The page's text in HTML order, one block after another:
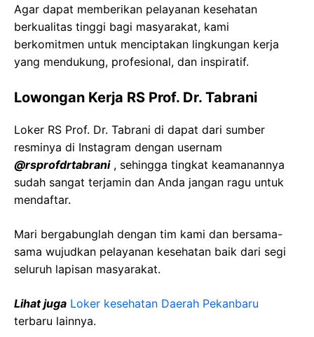
Agar dapat memberikan pelayanan kesehatan
berkualitas tinggi bagi masyarakat, kami
berkomitmen untuk menciptakan lingkungan kerja
yang mendukung, profesional, dan inspiratif.
Lowongan Kerja RS Prof. Dr. Tabrani
Loker RS Prof. Dr. Tabrani di dapat dari sumber
resminya di Instagram dengan usernam
@rsprofdrtabrani, sehingga tingkat keamanannya
sudah sangat terjamin dan Anda jangan ragu untuk
mendaftar.
Mari bergabunglah dengan tim kami dan bersama-
sama wujudkan pelayanan kesehatan baik dari segi
seluruh lapisan masyarakat.
Lihat juga Loker kesehatan Daerah Pekanbaru
terbaru lainnya.